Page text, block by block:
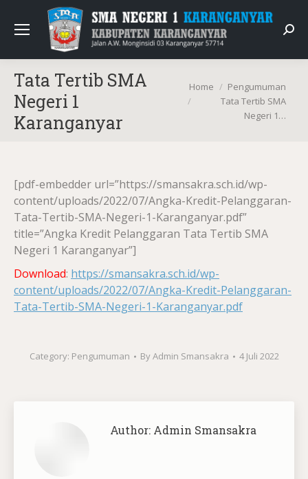
Tata Tertib SMA
Negeri 1
Karanganyar
You are here:
Home
Pengumuman
Tata Tertib SMA
Negeri 1…
[pdf-embedder url=”https://smansakra.sch.id/wp-
content/uploads/2022/07/Angka-Kredit-Pelanggaran-
Tata-Tertib-SMA-Negeri-1-Karanganyar.pdf”
title=”Angka Kredit Pelanggaran Tata Tertib SMA
Negeri 1 Karanganyar”]
Download: https://smansakra.sch.id/wp-
content/uploads/2022/07/Angka-Kredit-Pelanggaran-
Tata-Tertib-SMA-Negeri-1-Karanganyar.pdf
Category: Pengumuman ByAdmin Smansakra 4 Juli 2022
Author: Admin Smansakra